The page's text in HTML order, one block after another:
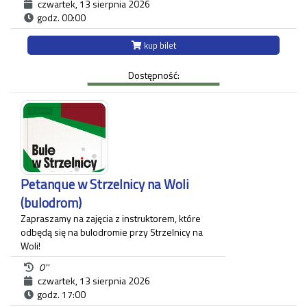
wystawie pt.: "Andrzej Dudziński. Przypadek
artysty niemożliwego" zaprezentowane zostały
różnorodne prace artysty.
Ekspozycja odbywa się w budynku Strzelnicy na
Woli przy ul. Królowej Jadwigi 220 oraz w Willi
Decjusza (parter), gdzie zgromadzone zostały
projekty graficzne, plakaty, okładki i ilustracja
prasowa autora.
Każdy uczestnik zwiedzania jest zobowiązany do
posiadania własnego biletu.
*Ostatnie wejście na zwiedzanie odbywa się
najpóźniej 45 minut przed zamknięciem.
czwartek, 13 sierpnia 2026
godz. 00:00
kup bilet
Dostępność:
Petanque w Strzelnicy na Woli
(bulodrom)
Zapraszamy na zajęcia z instruktorem, które
odbędą się na bulodromie przy Strzelnicy na
Woli!
Zajęcia dedykowane są amatorom gry w
bule, zarówno osobom początkującym, jak
i tym, które grają już rekreacyjnie.
0''
czwartek, 13 sierpnia 2026
godz. 17:00